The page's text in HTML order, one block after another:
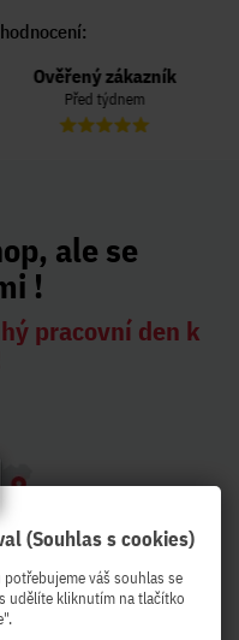
Ověřený zákazník
Před týdnem
ale se
!
pracovní den k
(Souhlas s cookies)
váš souhlas se
udělíte kliknutím na tlačítko